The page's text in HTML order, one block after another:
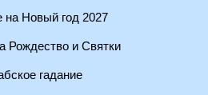
на Новый год 2027
Рождество и Святки
гадание